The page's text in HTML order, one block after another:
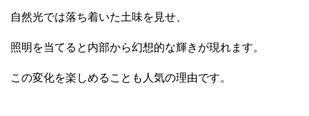
自然光では落ち着いた土味を見せ、
照明を当てると内部から幻想的な輝きが現れます。
この変化を楽しめることも人気の理由です。